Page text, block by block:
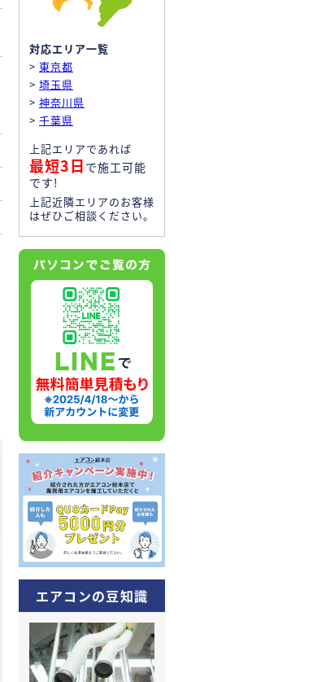
対応エリア一覧
> 東京都
> 埼玉県
> 神奈川県
> 千葉県
上記エリアであれば
最短3日 で施工可能
です!
上記近隣エリアのお客様
はぜひご相談ください。
エアコンの豆知識